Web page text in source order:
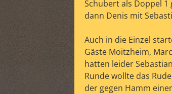
Schubert als Doppel 1
dann Denis mit
Auch in die Einzel
Gäste Moitzheim,
hatten leider
Runde wollte das
der gegen Hamm